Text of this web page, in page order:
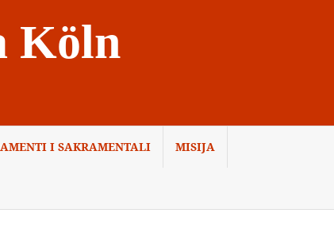
Köln
I SAKRAMENTALI MISIJA